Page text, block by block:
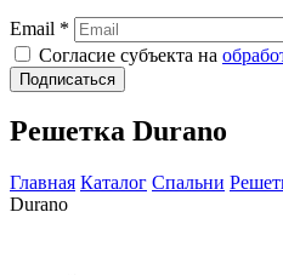
Email *
Согласие субъекта на
Подписаться
Решетка Durano
Главная Каталог Спальни
Durano